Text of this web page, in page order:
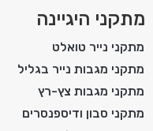
מתקני היגיינה
מתקני נייר טואלט
מתקני מגבות נייר בגליל
מתקני מגבות צץ-רץ
מתקני סבון ודיספנסרים